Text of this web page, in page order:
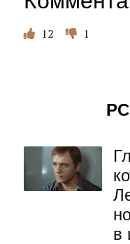
12 1
в